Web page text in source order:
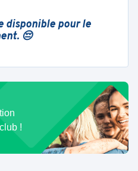
disponible pour le
😔
!